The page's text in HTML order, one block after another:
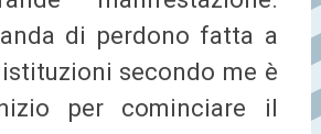
di perdono fatta a
secondo me è
per cominciare il